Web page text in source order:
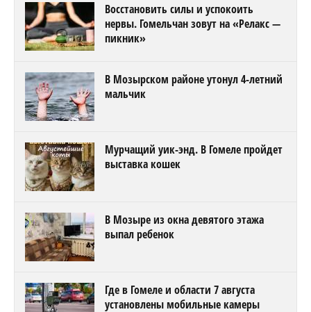
Восстановить силы и успокоить
нервы. Гомельчан зовут на «Релакс —
пикник»
В Мозырском районе утонул 4-летний
мальчик
Мурчащий уик-энд. В Гомеле пройдет
выставка кошек
В Мозыре из окна девятого этажа
выпал ребенок
Где в Гомеле и области 7 августа
установлены мобильные камеры